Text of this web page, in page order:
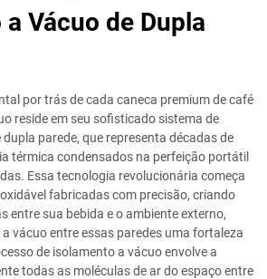
Vácuo de Dupla
por trás de cada caneca premium de café
reside em seu sofisticado sistema de
parede, que representa décadas de
térmica condensados na perfeição portátil
Essa tecnologia revolucionária começa
fabricadas com precisão, criando
entre sua bebida e o ambiente externo,
vácuo entre essas paredes uma fortaleza
de isolamento a vácuo envolve a
todas as moléculas de ar do espaço entre